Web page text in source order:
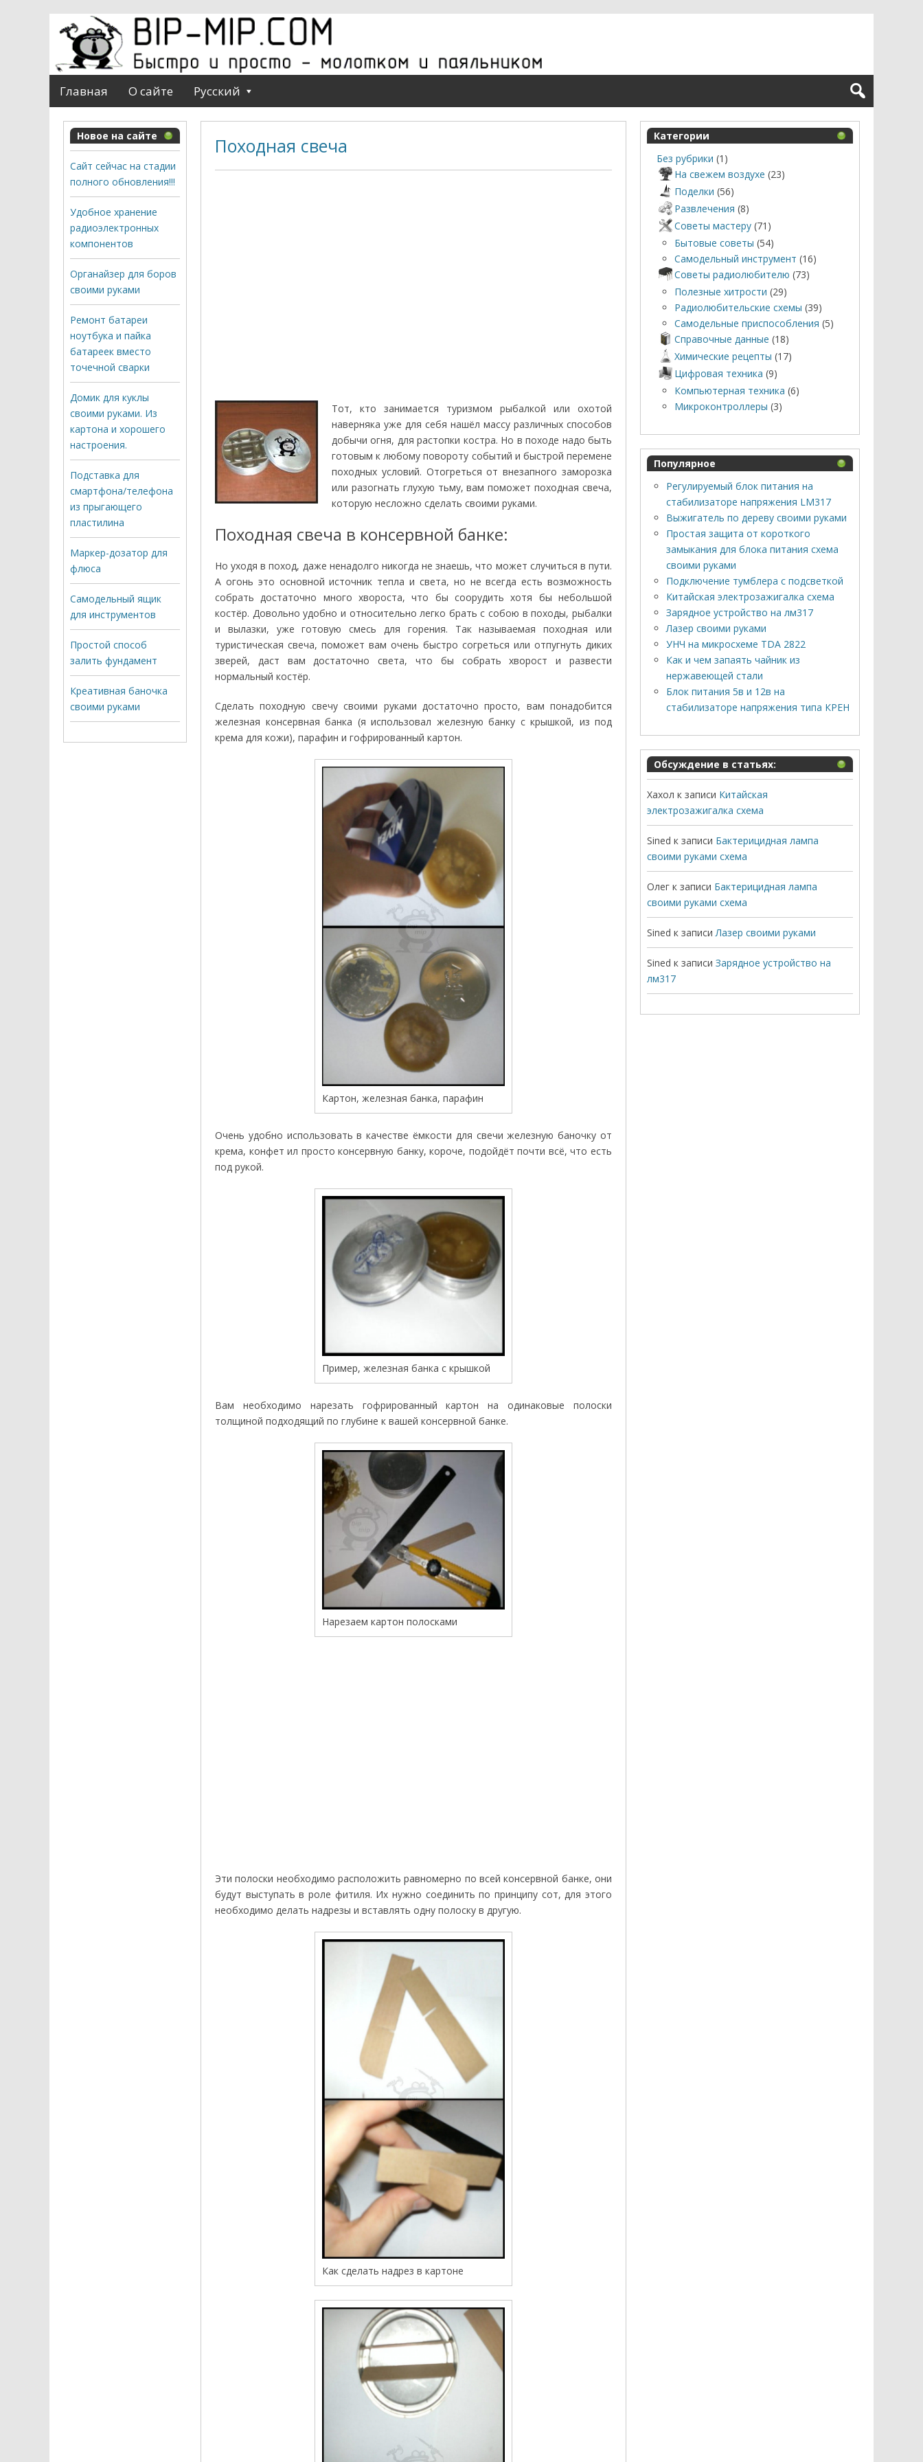
Главная О сайте Русский
Походная свеча
Тот, кто занимается туризмом рыбалкой или охотой
наверняка уже для себя нашёл массу различных способов
добычи огня, для растопки костра. Но в походе надо быть
готовым к любому повороту событий и быстрой перемене
походных условий. Отогреться от внезапного заморозка
или разогнать глухую тьму, вам поможет походная свеча,
которую несложно сделать своими руками.
Походная свеча в консервной банке:
Но уходя в поход, даже ненадолго никогда не знаешь, что может случиться в пути.
А огонь это основной источник тепла и света, но не всегда есть возможность
собрать достаточно много хвороста, что бы соорудить хотя бы небольшой
костёр. Довольно удобно и относительно легко брать с собою в походы, рыбалки
и вылазки, уже готовую смесь для горения. Так называемая походная или
туристическая свеча, поможет вам очень быстро согреться или отпугнуть диких
зверей, даст вам достаточно света, что бы собрать хворост и развести
нормальный костёр.
Сделать походную свечу своими руками достаточно просто, вам понадобится
железная консервная банка (я использовал железную банку с крышкой, из под
крема для кожи), парафин и гофрированный картон.
Картон, железная банка, парафин
Очень удобно использовать в качестве ёмкости для свечи железную баночку от
крема, конфет ил просто консервную банку, короче, подойдёт почти всё, что есть
под рукой.
Пример, железная банка с крышкой
Вам необходимо нарезать гофрированный картон на одинаковые полоски
толщиной подходящий по глубине к вашей консервной банке.
Нарезаем картон полосками
Эти полоски необходимо расположить равномерно по всей консервной банке, они
будут выступать в роле фитиля. Их нужно соединить по принципу сот, для этого
необходимо делать надрезы и вставлять одну полоску в другую.
Как сделать надрез в картоне
Категории
Без рубрики (1)
На свежем воздухе (23)
Поделки (56)
Развлечения (8)
Советы мастеру (71)
Бытовые советы (54)
Самодельный инструмент (16)
Советы радиолюбителю (73)
Полезные хитрости (29)
Радиолюбительские схемы (39)
Самодельные приспособления (5)
Справочные данные (18)
Химические рецепты (17)
Цифровая техника (9)
Компьютерная техника (6)
Микроконтроллеры (3)
Популярное
Регулируемый блок питания на
стабилизаторе напряжения LM317
Выжигатель по дереву своими руками
Простая защита от короткого
замыкания для блока питания схема
своими руками
Подключение тумблера с подсветкой
Китайская электрозажигалка схема
Зарядное устройство на лм317
Лазер своими руками
УНЧ на микросхеме TDA 2822
Как и чем запаять чайник из
нержавеющей стали
Блок питания 5в и 12в на
стабилизаторе напряжения типа КРЕН
Обсуждение в статьях:
Хахол к записи Китайская
электрозажигалка схема
Sined к записи Бактерицидная лампа
своими руками схема
Олег к записи Бактерицидная лампа
своими руками схема
Sined к записи Лазер своими руками
Sined к записи Зарядное устройство на
лм317
Новое на сайте
Сайт сейчас на стадии
полного обновления!!!
Удобное хранение
радиоэлектронных
компонентов
Органайзер для боров
своими руками
Ремонт батареи
ноутбука и пайка
батареек вместо
точечной сварки
Домик для куклы
своими руками. Из
картона и хорошего
настроения.
Подставка для
смартфона/телефона
из прыгающего
пластилина
Маркер-дозатор для
флюса
Самодельный ящик
для инструментов
Простой способ
залить фундамент
Креативная баночка
своими руками